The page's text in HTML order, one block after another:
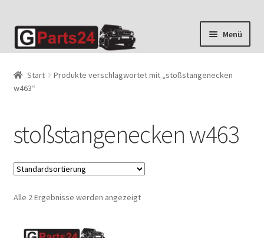
Zur
Navigation
Zum
Inhalt
Menü
Start
Produkte verschlagwortet mit „stoßstangenecken
w463“
stoßstangenecken w463
Alle 2 Ergebnisse werden angezeigt